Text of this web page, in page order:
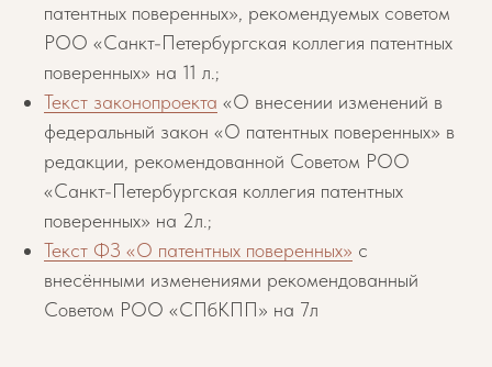
патентных поверенных», рекомендуемых советом
РОО «Санкт-Петербургская коллегия патентных
поверенных» на 11 л.;
Текст законопроекта «О внесении изменений в
федеральный закон «О патентных поверенных» в
редакции, рекомендованной Советом РОО
«Санкт-Петербургская коллегия патентных
поверенных» на 2л.;
Текст ФЗ «О патентных поверенных» с
внесёнными изменениями рекомендованный
Советом РОО «СПбКПП» на 7л